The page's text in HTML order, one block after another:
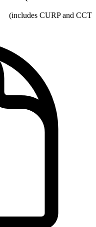
includes CURP and CCT)